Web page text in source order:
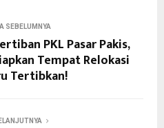
SEBELUMNYA
PKL Pasar Pakis,
Tempat Relokasi
Tertibkan!